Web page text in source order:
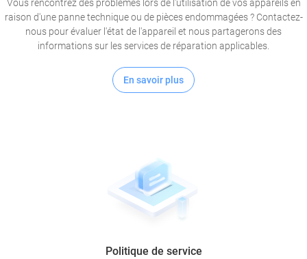
Vous rencontrez des problèmes lors de l'utilisation de vos appareils en
raison d'une panne technique ou de pièces endommagées ? Contactez-
nous pour évaluer l'état de l'appareil et nous partagerons des
informations sur les services de réparation applicables.
En savoir plus
Politique de service